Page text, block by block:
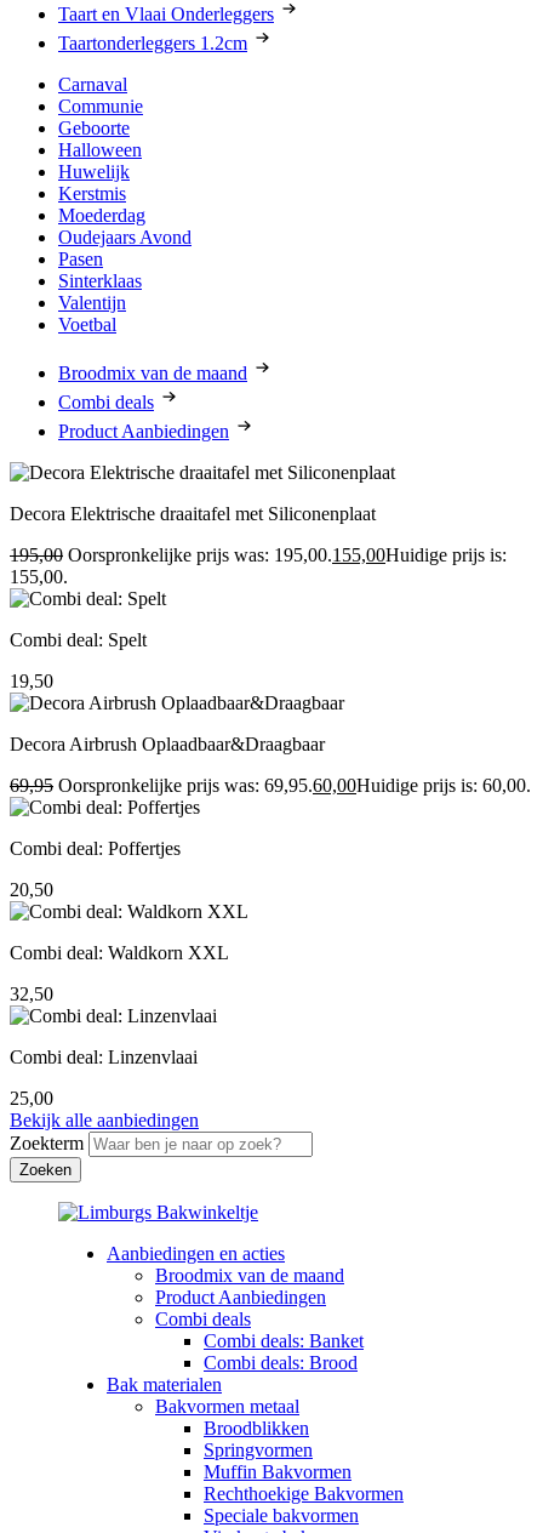
Taart en Vlaai Onderleggers
Taartonderleggers 1.2cm
Carnaval
Communie
Geboorte
Halloween
Huwelijk
Kerstmis
Moederdag
Oudejaars Avond
Pasen
Sinterklaas
Valentijn
Voetbal
Broodmix van de maand
Combi deals
Product Aanbiedingen
Decora Elektrische draaitafel met Siliconenplaat
195,00 Oorspronkelijke prijs was: 195,00.155,00Huidige prijs is:
155,00.
Combi deal: Spelt
19,50
Decora Airbrush Oplaadbaar&Draagbaar
69,95 Oorspronkelijke prijs was: 69,95.60,00Huidige prijs is: 60,00.
Combi deal: Poffertjes
20,50
Combi deal: Waldkorn XXL
32,50
Combi deal: Linzenvlaai
25,00
Bekijk alle aanbiedingen
Zoekterm
Aanbiedingen en acties
Broodmix van de maand
Product Aanbiedingen
Combi deals
Combi deals: Banket
Combi deals: Brood
Bak materialen
Bakvormen metaal
Broodblikken
Springvormen
Muffin Bakvormen
Rechthoekige Bakvormen
Speciale bakvormen